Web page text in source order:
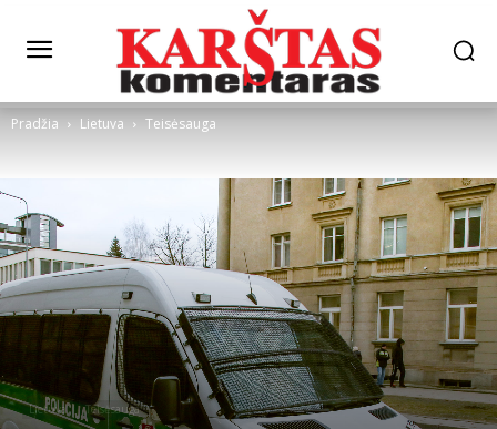
Pradžia Lietuva Teisėsauga
Lietuva Teisėsauga